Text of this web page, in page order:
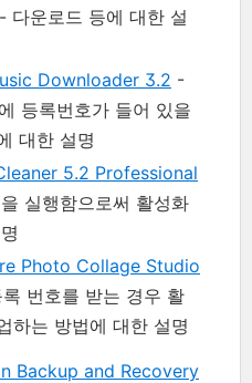
- 다운로드 등에 대한 설
Downloader 3.2 -
등록번호가 들어 있을
대한 설명
5.2 Professional
실행함으로써 활성화
Photo Collage Studio
번호를 받는 경우 활
하는 방법에 대한 설명
Backup and Recovery